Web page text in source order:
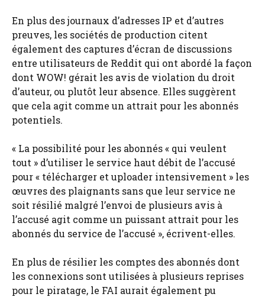
En plus des journaux d’adresses IP et d’autres
preuves, les sociétés de production citent
également des captures d’écran de discussions
entre utilisateurs de Reddit qui ont abordé la façon
dont WOW! gérait les avis de violation du droit
d’auteur, ou plutôt leur absence. Elles suggèrent
que cela agit comme un attrait pour les abonnés
potentiels.
« La possibilité pour les abonnés « qui veulent
tout » d’utiliser le service haut débit de l’accusé
pour « télécharger et uploader intensivement » les
œuvres des plaignants sans que leur service ne
soit résilié malgré l’envoi de plusieurs avis à
l’accusé agit comme un puissant attrait pour les
abonnés du service de l’accusé », écrivent-elles.
En plus de résilier les comptes des abonnés dont
les connexions sont utilisées à plusieurs reprises
pour le piratage, le FAI aurait également pu